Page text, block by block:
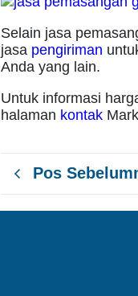
Selain jasa
jasa pengiriman
Anda yang lain.
Untuk informasi
halaman kontak
Pos